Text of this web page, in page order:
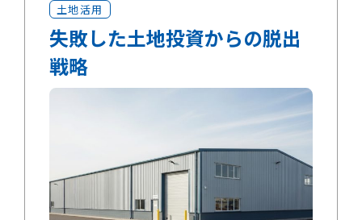
土地活用
失敗した土地投資からの脱出
戦略